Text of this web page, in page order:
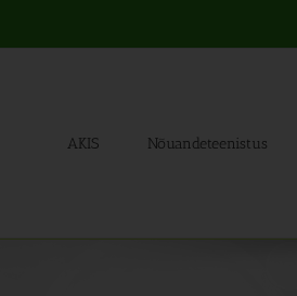
AKIS Nõuandeteenistus